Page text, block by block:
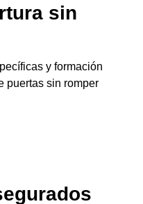
sin
y formación
puertas sin romper